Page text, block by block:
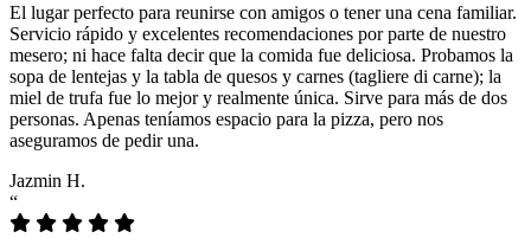
El lugar perfecto para reunirse con amigos o tener una cena familiar.
Servicio rápido y excelentes recomendaciones por parte de nuestro
mesero; ni hace falta decir que la comida fue deliciosa. Probamos la
sopa de lentejas y la tabla de quesos y carnes (tagliere di carne); la
miel de trufa fue lo mejor y realmente única. Sirve para más de dos
personas. Apenas teníamos espacio para la pizza, pero nos
aseguramos de pedir una.
Jazmin H.
“